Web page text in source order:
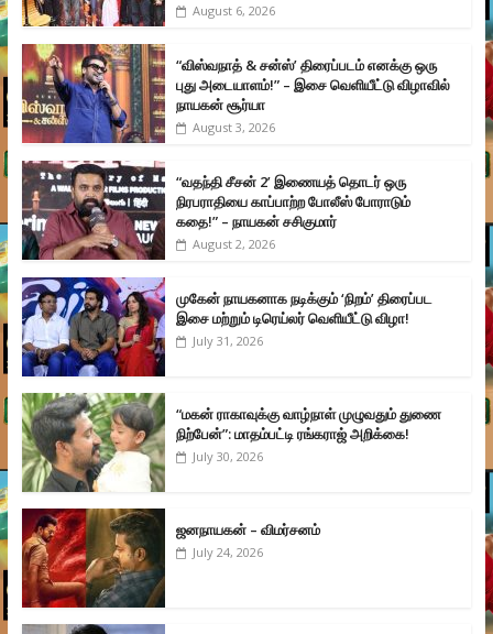
August 6, 2026
“விஸ்வநாத் & சன்ஸ்’ திரைப்படம் எனக்கு ஒரு
புது அடையாளம்!” – இசை வெளியீட்டு விழாவில்
நாயகன் சூர்யா
August 3, 2026
“வதந்தி சீசன் 2’ இணையத் தொடர் ஒரு
நிரபராதியை காப்பாற்ற போலீஸ் போராடும்
கதை!” – நாயகன் சசிகுமார்
August 2, 2026
முகேன் நாயகனாக நடிக்கும் ‘நிறம்’ திரைப்பட
இசை மற்றும் டிரெய்லர் வெளியீட்டு விழா!
July 31, 2026
“மகன் ராகாவுக்கு வாழ்நாள் முழுவதும் துணை
நிற்பேன்”: மாதம்பட்டி ரங்கராஜ் அறிக்கை!
July 30, 2026
ஜனநாயகன் – விமர்சனம்
July 24, 2026